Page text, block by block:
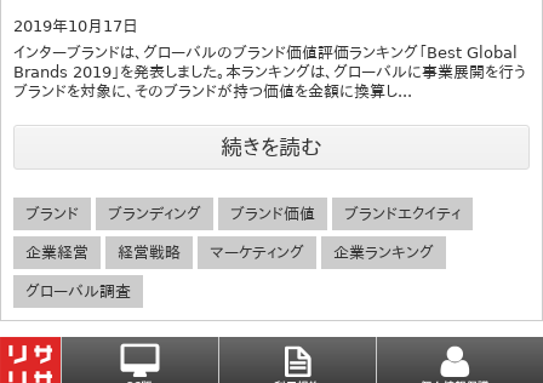
2019年10月17日
インターブランドは、グローバルのブランド価値評価ランキング「Best Global
Brands 2019」を発表しました。本ランキングは、グローバルに事業展開を行う
ブランドを対象に、そのブランドが持つ価値を金額に換算し...
続きを読む
ブランド ブランディング ブランド価値 ブランドエクイティ
企業経営 経営戦略 マーケティング 企業ランキング
グローバル調査